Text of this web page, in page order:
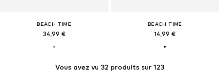
Vous avez vu 32 produits sur 123
BEACH TIME
34,99 €
BEACH TIME
14,99 €